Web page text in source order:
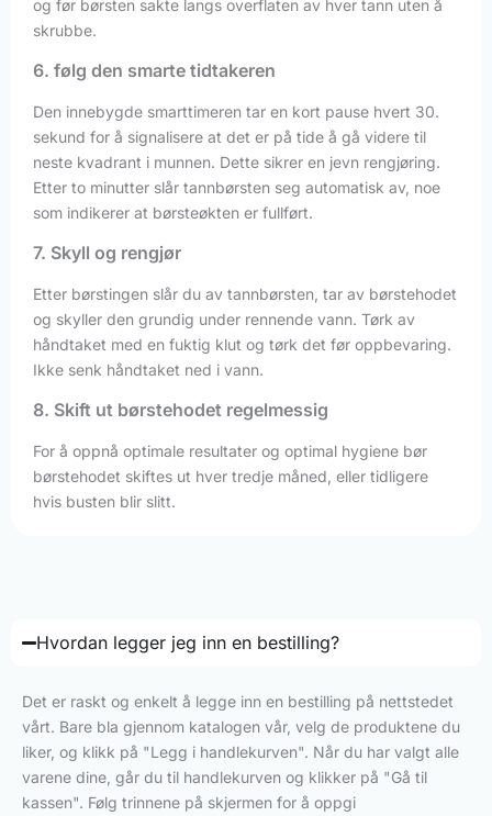
og før børsten sakte langs overflaten av hver tann uten å
skrubbe.
6. følg den smarte tidtakeren
Den innebygde smarttimeren tar en kort pause hvert 30.
sekund for å signalisere at det er på tide å gå videre til
neste kvadrant i munnen. Dette sikrer en jevn rengjøring.
Etter to minutter slår tannbørsten seg automatisk av, noe
som indikerer at børsteøkten er fullført.
7. Skyll og rengjør
Etter børstingen slår du av tannbørsten, tar av børstehodet
og skyller den grundig under rennende vann. Tørk av
håndtaket med en fuktig klut og tørk det før oppbevaring.
Ikke senk håndtaket ned i vann.
8. Skift ut børstehodet regelmessig
For å oppnå optimale resultater og optimal hygiene bør
børstehodet skiftes ut hver tredje måned, eller tidligere
hvis busten blir slitt.
Hvordan legger jeg inn en bestilling?
Det er raskt og enkelt å legge inn en bestilling på nettstedet
vårt. Bare bla gjennom katalogen vår, velg de produktene du
liker, og klikk på "Legg i handlekurven". Når du har valgt alle
varene dine, går du til handlekurven og klikker på "Gå til
kassen". Følg trinnene på skjermen for å oppgi